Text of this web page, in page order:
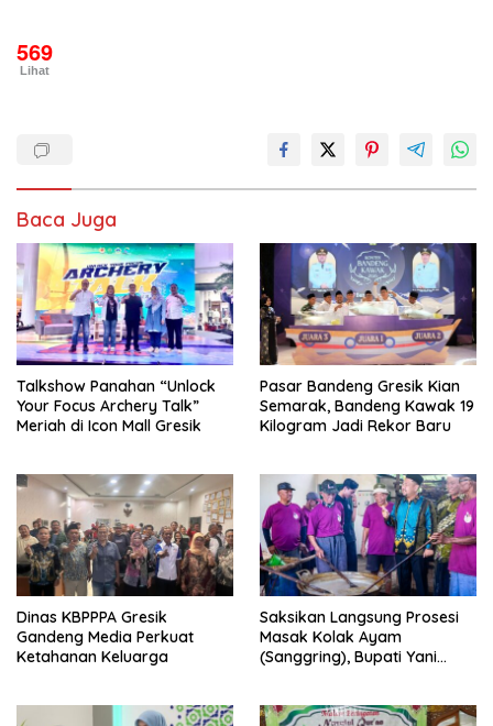
569
Lihat
Baca Juga
Talkshow Panahan “Unlock
Your Focus Archery Talk”
Meriah di Icon Mall Gresik
Pasar Bandeng Gresik Kian
Semarak, Bandeng Kawak 19
Kilogram Jadi Rekor Baru
Dinas KBPPPA Gresik
Gandeng Media Perkuat
Ketahanan Keluarga
Saksikan Langsung Prosesi
Masak Kolak Ayam
(Sanggring), Bupati Yani